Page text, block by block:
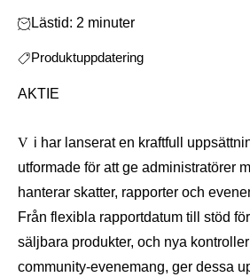
Lästid: 2 minuter
Produktuppdatering
AKTIE
Vi har lanserat en kraftfull uppsättning funktioner som är
utformade för att ge administratörer
hanterar skatter, rapporter och
Från flexibla rapportdatum till stöd
säljbara produkter, och nya
community-evenemang, ger dessa